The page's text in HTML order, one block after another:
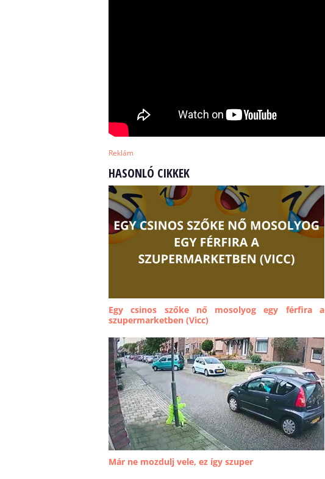
Reklám
HASONLÓ CIKKEK
Egy csinos szőke nő mosolyog egy férfira a
szupermarketben (Vicc)
Már ne mozdulj vele, ez így szuper